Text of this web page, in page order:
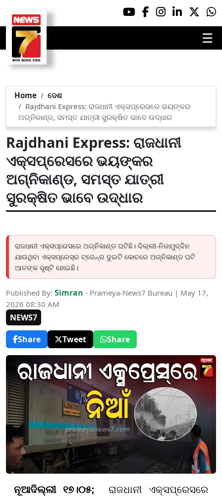
☰
Home
ଦେଶ
Rajdhani Express: ରାଜଧାନୀ ଏକ୍ସପ୍ରେସରେ ଭୟଙ୍କର
ଅଗ୍ନିକାଣ୍ଡ, ସମସ୍ତ ଯାତ୍ରୀ ସୁରକ୍ଷିତ ଭାବେ ଉଦ୍ଧାର
Rajdhani Express: ରାଜଧାନୀ
ଏକ୍ସପ୍ରେସରେ ଭୟଙ୍କର
ଅଗ୍ନିକାଣ୍ଡ, ସମସ୍ତ ଯାତ୍ରୀ
ସୁରକ୍ଷିତ ଭାବେ ଉଦ୍ଧାର
ରାଜଧାନୀ ଏକ୍ସପ୍ରେସରେ ଅଗ୍ନିକାଣ୍ଡ ଘଟିଛି। ଦିଲ୍ଲୀ-ନିଜାମୁଦ୍ଦିନ
ଯାଉଥିବା ଏକ୍ସପ୍ରେସ୍ର ଟ୍ରେନ୍ର ଦୁଇଟି କୋଚରେ ଅଗ୍ନିକାଣ୍ଡ ଘଟି
ଆତଙ୍କ ସୃଷ୍ଟି ହୋଇଛି।
Published By: Simran - Prameya-News7 Bureau | May 17,
2026 08:30 AM
NEWS7
Share
Tweet Share
ନୂଆଦିଲ୍ଲୀ ୧୭।୦୫;
ରାଜଧାନୀ ଏକ୍ସପ୍ରେସରେ